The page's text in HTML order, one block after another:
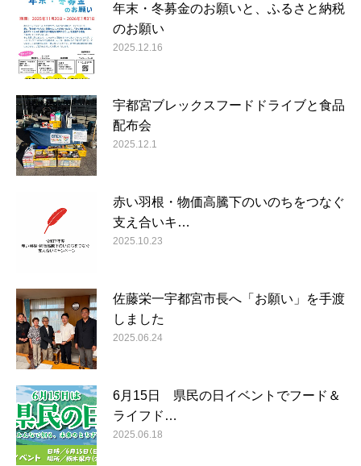
年末・冬募金のお願いと、ふるさと納税
のお願い
2025.12.16
宇都宮ブレックスフードドライブと食品
配布会
2025.12.1
赤い羽根・物価高騰下のいのちをつなぐ
支え合いキ…
2025.10.23
佐藤栄一宇都宮市長へ「お願い」を手渡
しました
2025.06.24
6月15日 県民の日イベントでフード＆
ライフド…
2025.06.18